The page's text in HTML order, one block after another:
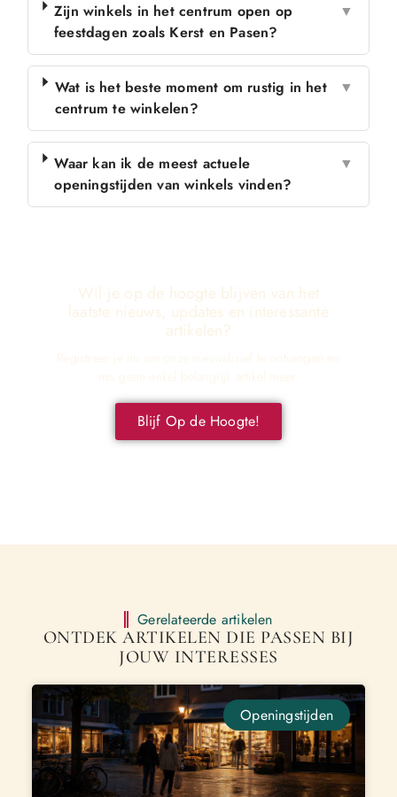
Zijn winkels in het centrum open op
feestdagen zoals Kerst en Pasen?
▼
Wat is het beste moment om rustig in het
centrum te winkelen?
▼
Waar kan ik de meest actuele
openingstijden van winkels vinden?
▼
Wil je op de hoogte blijven van het
laatste nieuws, updates en interessante
artikelen?
Registreer je nu om onze nieuwsbrief te ontvangen en
mis geen enkel belangrijk artikel meer.
Blijf Op de Hoogte!
Gerelateerde artikelen
ONTDEK ARTIKELEN DIE PASSEN BIJ
JOUW INTERESSES
Openingstijden